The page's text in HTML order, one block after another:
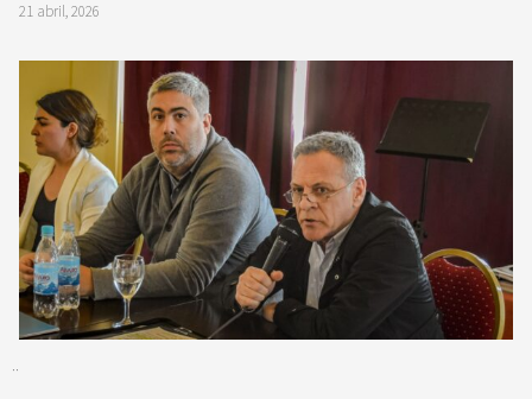
21 abril, 2026